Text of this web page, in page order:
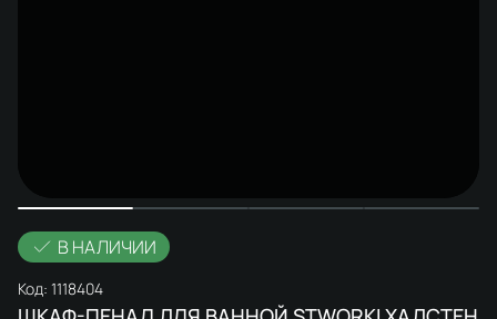
В НАЛИЧИИ
Код: 1118404